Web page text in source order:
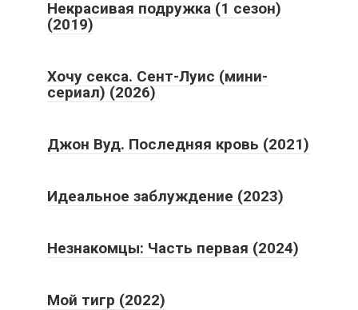
Некрасивая подружка (1 сезон)
(2019)
Хочу секса. Сент-Луис (мини-
сериал) (2026)
Джон Вуд. Последняя кровь (2021)
Идеальное заблуждение (2023)
Незнакомцы: Часть первая (2024)
Мой тигр (2022)